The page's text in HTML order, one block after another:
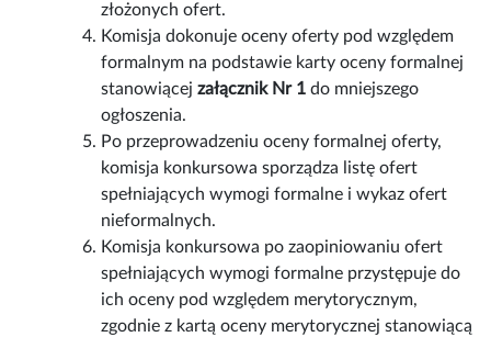
złożonych ofert.
Komisja dokonuje oceny oferty pod względem
formalnym na podstawie karty oceny formalnej
stanowiącejzałącznik Nr 1 do mniejszego
ogłoszenia.
Po przeprowadzeniu oceny formalnej oferty,
komisja konkursowa sporządza listę ofert
spełniających wymogi formalne i wykaz ofert
nieformalnych.
Komisja konkursowa po zaopiniowaniu ofert
spełniających wymogi formalne przystępuje do
ich oceny pod względem merytorycznym,
zgodnie z kartą oceny merytorycznej stanowiącą